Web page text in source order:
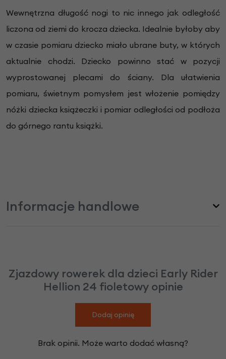
Wewnętrzna długość nogi to nic innego jak odległość
liczona od ziemi do krocza dziecka. Idealnie byłoby aby
w czasie pomiaru dziecko miało ubrane buty, w których
aktualnie chodzi. Dziecko powinno stać w pozycji
wyprostowanej plecami do ściany. Dla ułatwienia
pomiaru, świetnym pomysłem jest włożenie pomiędzy
nóżki dziecka książeczki i pomiar odległości od podłoża
do górnego rantu książki.
Informacje handlowe
Zjazdowy rowerek dla dzieci Early Rider
Hellion 24 fioletowy opinie
Dodaj opinię
Brak opinii. Może warto dodać własną?